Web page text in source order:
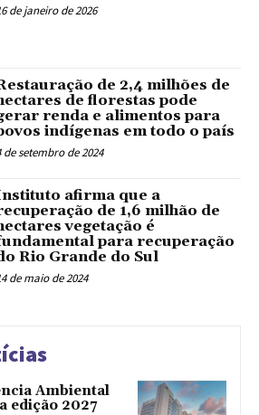
de janeiro de 2026
de 2,4 milhões de
de florestas pode
renda e alimentos para
indígenas em todo o país
de setembro de 2024
afirma que a
de 1,6 milhão de
vegetação é
para recuperação
Rio Grande do Sul
de maio de 2024
Ambiental
edição 2027